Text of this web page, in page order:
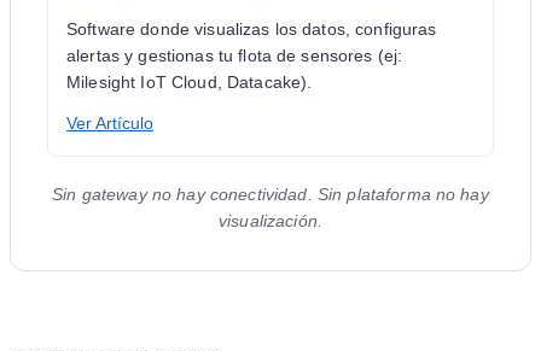
Software donde visualizas los datos, configuras
alertas y gestionas tu flota de sensores (ej:
Milesight IoT Cloud, Datacake).
Ver Artículo
Sin gateway no hay conectividad. Sin plataforma no hay
visualización.